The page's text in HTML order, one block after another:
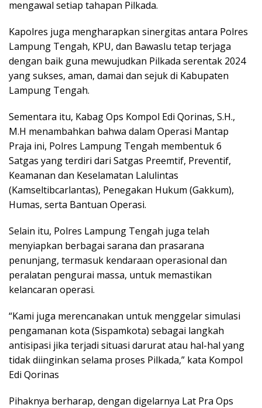
mengawal setiap tahapan Pilkada.
Kapolres juga mengharapkan sinergitas antara Polres
Lampung Tengah, KPU, dan Bawaslu tetap terjaga
dengan baik guna mewujudkan Pilkada serentak 2024
yang sukses, aman, damai dan sejuk di Kabupaten
Lampung Tengah.
Sementara itu, Kabag Ops Kompol Edi Qorinas, S.H.,
M.H menambahkan bahwa dalam Operasi Mantap
Praja ini, Polres Lampung Tengah membentuk 6
Satgas yang terdiri dari Satgas Preemtif, Preventif,
Keamanan dan Keselamatan Lalulintas
(Kamseltibcarlantas), Penegakan Hukum (Gakkum),
Humas, serta Bantuan Operasi.
Selain itu, Polres Lampung Tengah juga telah
menyiapkan berbagai sarana dan prasarana
penunjang, termasuk kendaraan operasional dan
peralatan pengurai massa, untuk memastikan
kelancaran operasi.
“Kami juga merencanakan untuk menggelar simulasi
pengamanan kota (Sispamkota) sebagai langkah
antisipasi jika terjadi situasi darurat atau hal-hal yang
tidak diinginkan selama proses Pilkada,” kata Kompol
Edi Qorinas
Pihaknya berharap, dengan digelarnya Lat Pra Ops